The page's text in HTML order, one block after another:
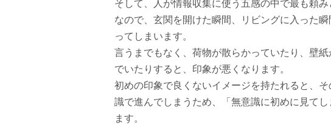
そして、人が情報収集に使う五感の中で最も頼み
なので、玄関を開けた瞬間、リビングに入った
ってしまいます。
言うまでもなく、荷物が散らかっていたり、壁
でいたりすると、印象が悪くなります。
初めの印象で良くないイメージを持たれると、
識で進んでしまうため、「無意識に初めに見て
ます。